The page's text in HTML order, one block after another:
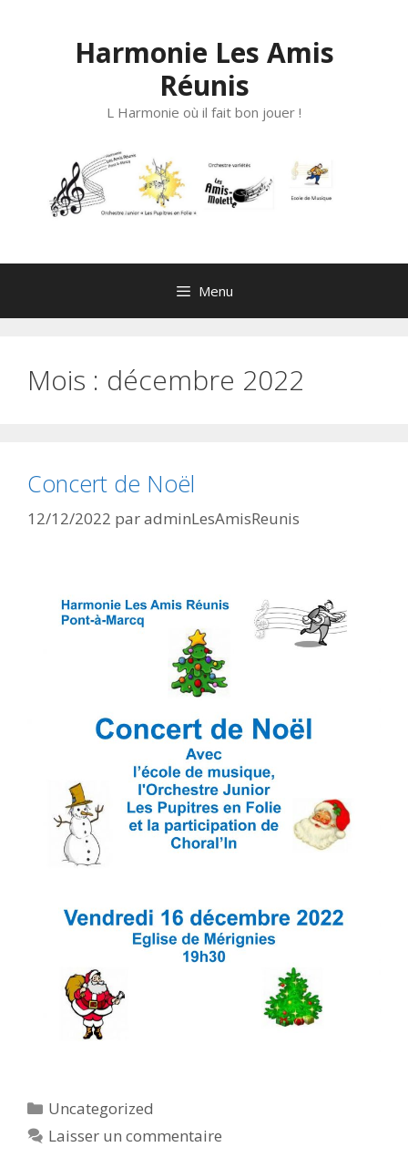
Harmonie Les Amis
Réunis
L Harmonie où il fait bon jouer !
Menu
Mois : décembre 2022
Concert de Noël
12/12/2022 paradminLesAmisReunis
Catégories
Uncategorized
Laisser un commentaire